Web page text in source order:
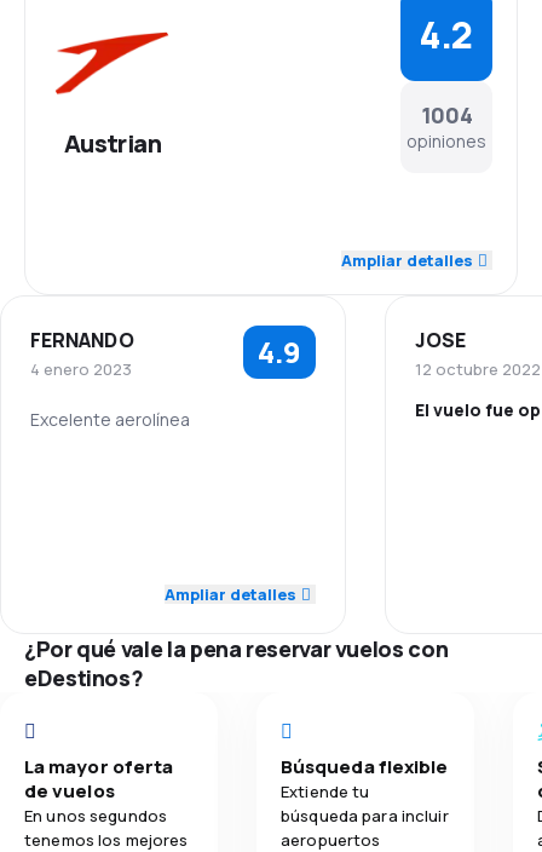
Austrian
1004
opiniones
4.2
Red de conexiones 4.4
Precio del billete 3.8
Ampliar detalles
FERNANDO
4 enero 2023 4.9
Excelente aerolínea
Red de conexiones 5.0
Precio del billete 5.0
Transporte de equipaje 5.0
Comidas 5.0
Ampliar detalles
JOSE
12 octubre 2022
El vuelo fue
¿Por qué vale la pena reservar vuelos con
eDestinos?
La mayor oferta
de vuelos
En unos segundos
tenemos los mejores
Búsqueda flexible
Extiende tu
búsqueda para incluir
aeropuertos